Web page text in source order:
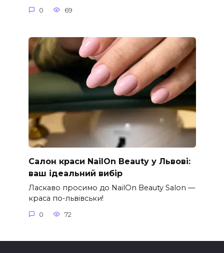
0 69
Салон краси NailOn Beauty у Львові:
ваш ідеальний вибір
Ласкаво просимо до NailOn Beauty Salon —
краса по-львівськи!
0 72